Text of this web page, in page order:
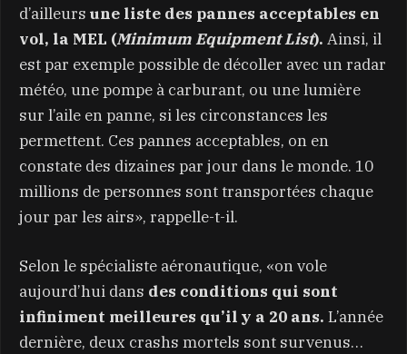
d’ailleurs une liste des pannes acceptables en
vol, la MEL (Minimum Equipment List). Ainsi, il
est par exemple possible de décoller avec un radar
météo, une pompe à carburant, ou une lumière
sur l’aile en panne, si les circonstances les
permettent. Ces pannes acceptables, on en
constate des dizaines par jour dans le monde. 10
millions de personnes sont transportées chaque
jour par les airs», rappelle-t-il.
Selon le spécialiste aéronautique, «on vole
aujourd’hui dans des conditions qui sont
infiniment meilleures qu’il y a 20 ans. L’année
dernière, deux crashs mortels sont survenus…